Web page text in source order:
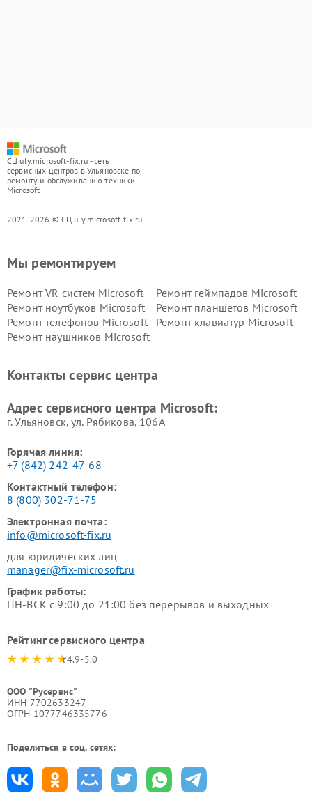
СЦ uly.microsoft-fix.ru - сеть
сервисных центров в Ульяновске по
ремонту и обслуживанию техники
Microsoft
2021-2026 © СЦ uly.microsoft-fix.ru
Мы ремонтируем
Ремонт VR систем Microsoft
Ремонт геймпадов Microsoft
Ремонт ноутбуков Microsoft
Ремонт планшетов Microsoft
Ремонт телефонов Microsoft
Ремонт клавиатур Microsoft
Ремонт наушников Microsoft
Контакты сервис центра
Адрес сервисного центра Microsoft:
г. Ульяновск, ул. Рябикова, 106А
Горячая линия:
+7 (842) 242-47-68
Контактный телефон:
8 (800) 302-71-75
Электронная почта:
info@microsoft-fix.ru
для юридических лиц
manager@fix-microsoft.ru
График работы:
ПН-ВСК с 9:00 до 21:00 без перерывов и выходных
Рейтинг сервисного центра
4.9-5.0
ООО "Русервис"
ИНН 7702633247
ОГРН 1077746335776
Поделиться в соц. сетях: